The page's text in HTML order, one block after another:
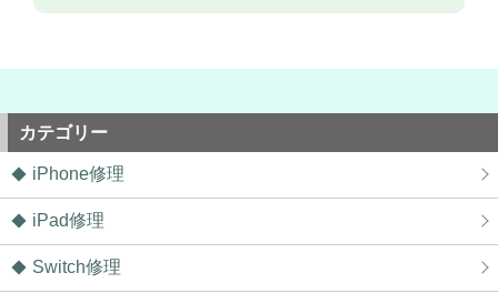
カテゴリー
iPhone修理
iPad修理
Switch修理